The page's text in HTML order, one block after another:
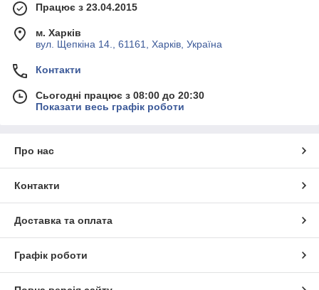
Працює з 23.04.2015
м. Харків
вул. Щепкіна 14., 61161, Харків, Україна
Контакти
Сьогодні працює з 08:00 до 20:30
Показати весь графік роботи
Про нас
Контакти
Доставка та оплата
Графік роботи